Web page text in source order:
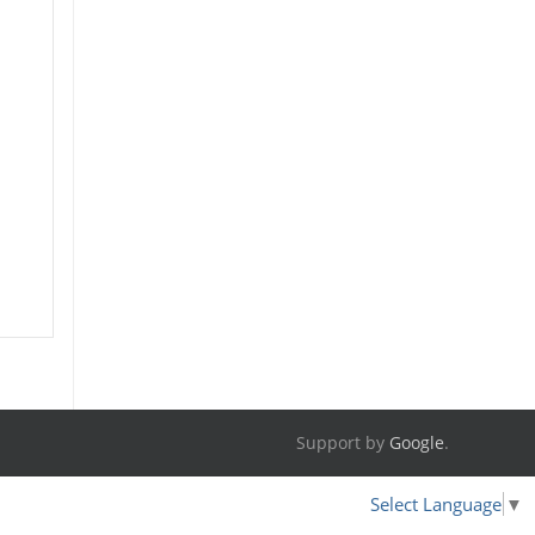
Support by Google.
Select Language ▼